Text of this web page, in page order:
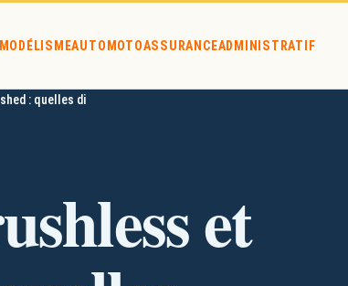
MODÉLISMEAUTO MOTOASSURANCEADMINISTRATIF
: quelles différences et avantages ?
et